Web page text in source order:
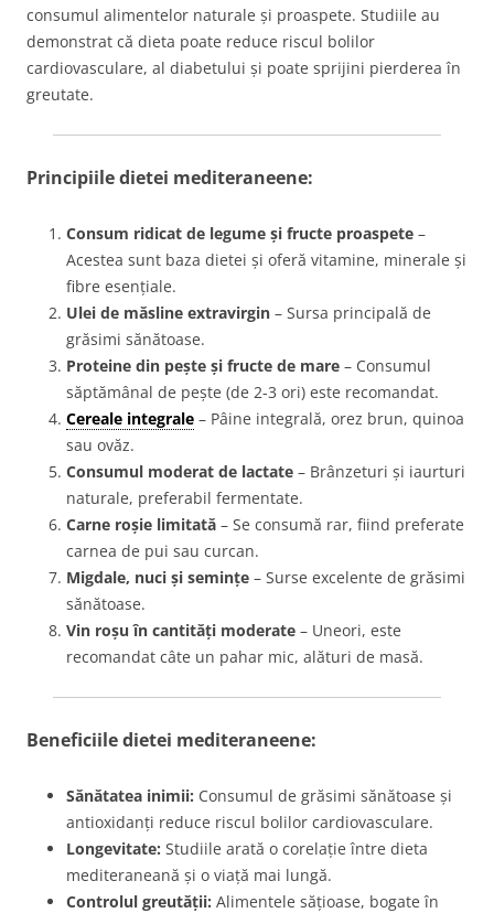
consumul alimentelor naturale și proaspete. Studiile au
demonstrat că dieta poate reduce riscul bolilor
cardiovasculare, al diabetului și poate sprijini pierderea în
greutate.
Principiile dietei mediteraneene:
Consum ridicat de legume și fructe proaspete –
Acestea sunt baza dietei și oferă vitamine, minerale și
fibre esențiale.
Ulei de măsline extravirgin – Sursa principală de
grăsimi sănătoase.
Proteine din pește și fructe de mare – Consumul
săptămânal de pește (de 2-3 ori) este recomandat.
Cereale integrale – Pâine integrală, orez brun, quinoa
sau ovăz.
Consumul moderat de lactate – Brânzeturi și iaurturi
naturale, preferabil fermentate.
Carne roșie limitată – Se consumă rar, fiind preferate
carnea de pui sau curcan.
Migdale, nuci și semințe – Surse excelente de grăsimi
sănătoase.
Vin roșu în cantități moderate – Uneori, este
recomandat câte un pahar mic, alături de masă.
Beneficiile dietei mediteraneene:
Sănătatea inimii: Consumul de grăsimi sănătoase și
antioxidanți reduce riscul bolilor cardiovasculare.
Longevitate: Studiile arată o corelație între dieta
mediteraneană și o viață mai lungă.
Controlul greutății: Alimentele sățioase, bogate în